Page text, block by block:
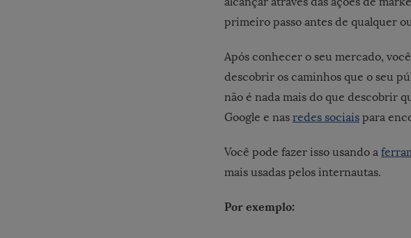
primeiro passo antes de qualquer
Após conhecer o seu mercado,
descobrir os caminhos que o seu
não é nada mais do que descobrir
Google e nas redes sociais para
Você pode fazer isso usando a
mais usadas pelos internautas.
Por exemplo: